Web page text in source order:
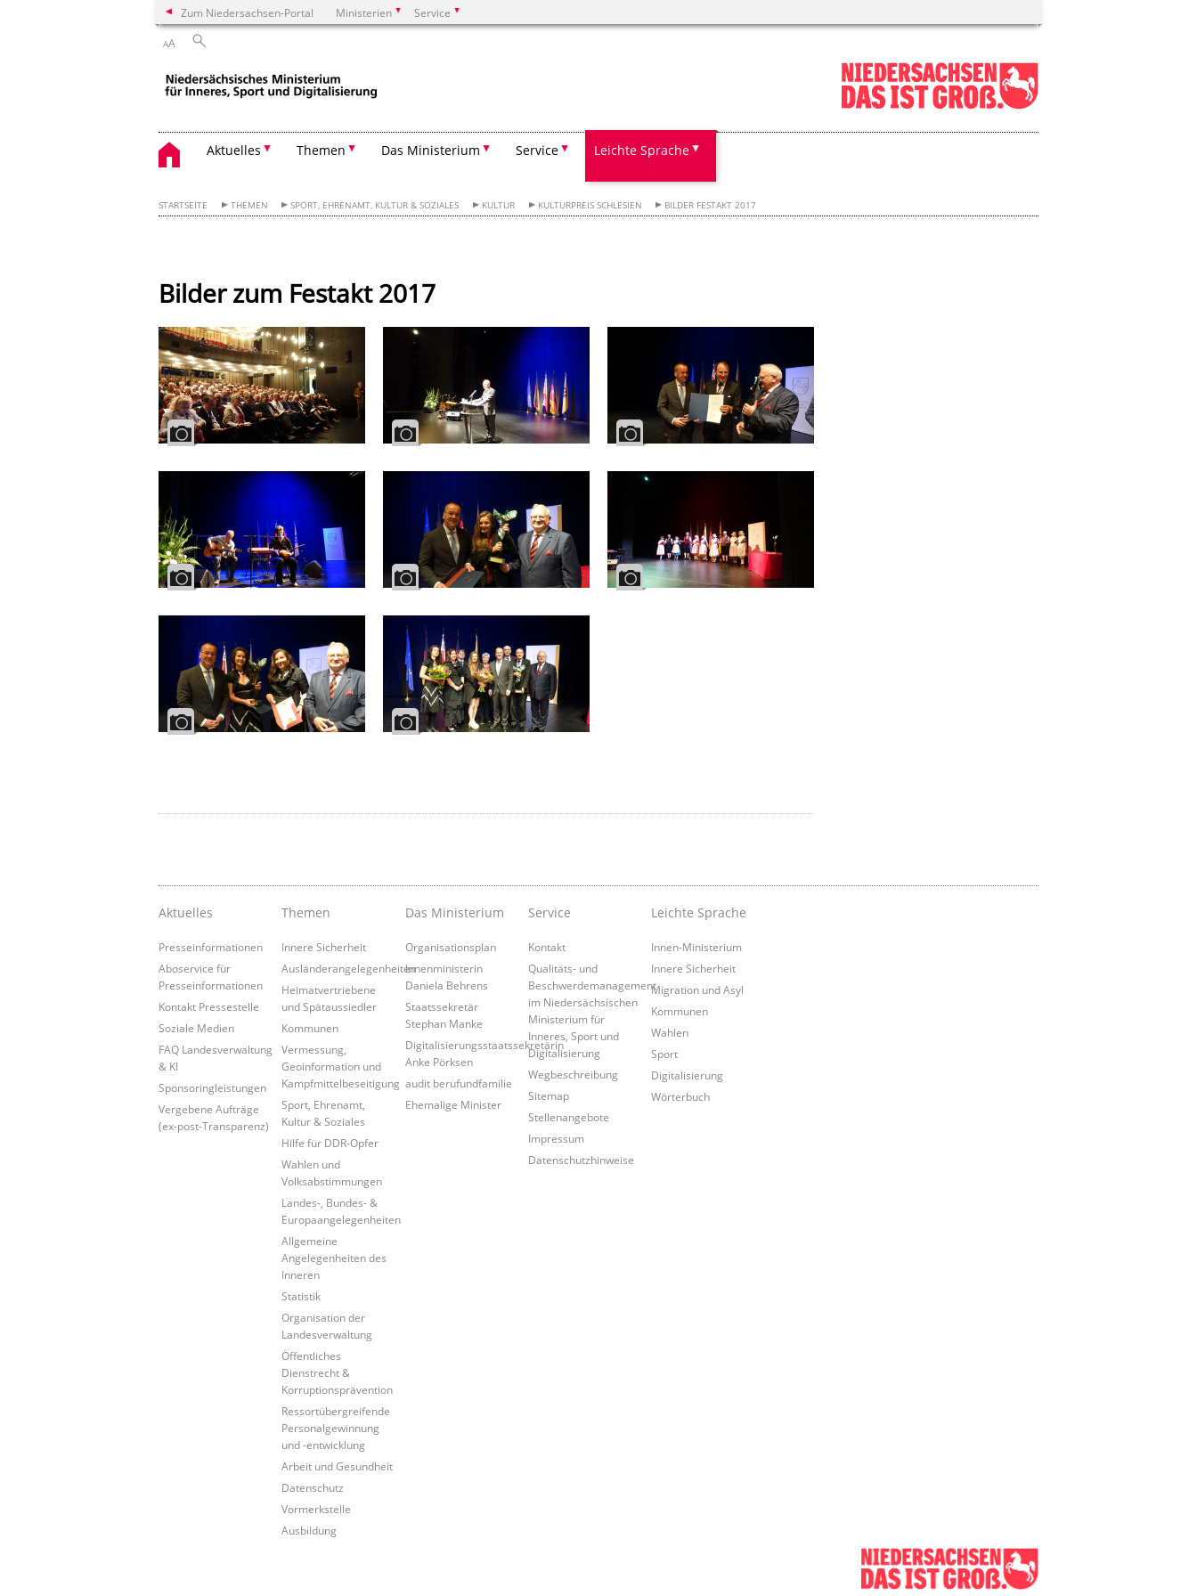
Zum Niedersachsen-Portal Ministerien Service
AA
Aktuelles Themen Das Ministerium Service Leichte Sprache
STARTSEITE THEMEN SPORT, EHRENAMT, KULTUR & SOZIALES KULTUR KULTURPREIS SCHLESIEN BILDER FESTAKT 2017
Bilder zum Festakt 2017
Aktuelles
Presseinformationen
Aboservice für
Presseinformationen
Kontakt Pressestelle
Soziale Medien
FAQ Landesverwaltung
& KI
Sponsoringleistungen
Vergebene Aufträge
(ex-post-Transparenz)
Themen
Innere Sicherheit
Ausländerangelegenheiten
Heimatvertriebene
und Spätaussiedler
Kommunen
Vermessung,
Geoinformation und
Kampfmittelbeseitigung
Sport, Ehrenamt,
Kultur & Soziales
Hilfe für DDR-Opfer
Wahlen und
Volksabstimmungen
Landes-, Bundes- &
Europaangelegenheiten
Allgemeine
Angelegenheiten des
Inneren
Statistik
Organisation der
Landesverwaltung
Öffentliches
Dienstrecht &
Korruptionsprävention
Ressortübergreifende
Personalgewinnung
und -entwicklung
Arbeit und Gesundheit
Datenschutz
Vormerkstelle
Ausbildung
Das Ministerium
Organisationsplan
Innenministerin
Daniela Behrens
Staatssekretär
Stephan Manke
Digitalisierungsstaatssekretärin
Anke Pörksen
audit berufundfamilie
Ehemalige Minister
Service
Kontakt
Qualitäts- und
Beschwerdemanagement
im Niedersächsischen
Ministerium für
Inneres, Sport und
Digitalisierung
Wegbeschreibung
Sitemap
Stellenangebote
Impressum
Datenschutzhinweise
Leichte Sprache
Innen-Ministerium
Innere Sicherheit
Migration und Asyl
Kommunen
Wahlen
Sport
Digitalisierung
Wörterbuch